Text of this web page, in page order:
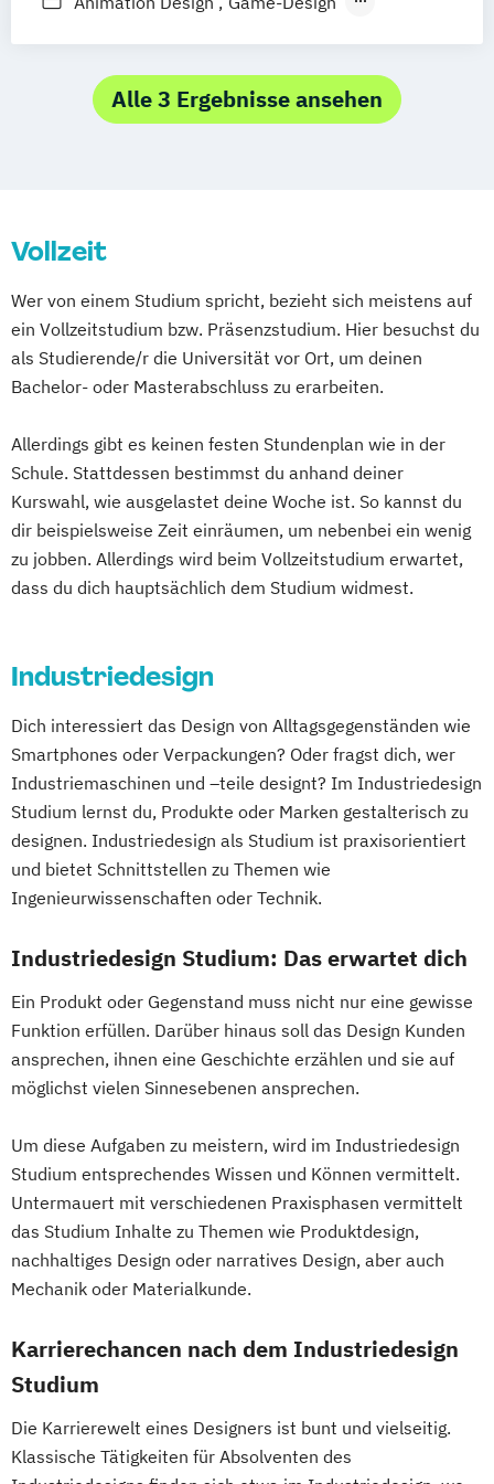
Strategic Communication & Leadership
Strategic Design (EN)
UX Design and Content Creation (EN)
User Experience (UX) and Data-Driven
Programming
Wirtschaftsrecht World Music (EN)
Alle 3 Ergebnisse ansehen
Vollzeit
Wer von einem Studium spricht, bezieht sich meistens auf
ein Vollzeitstudium bzw. Präsenzstudium. Hier besuchst du
als Studierende/r die Universität vor Ort, um deinen
Bachelor- oder Masterabschluss zu erarbeiten.
Allerdings gibt es keinen festen Stundenplan wie in der
Schule. Stattdessen bestimmst du anhand deiner
Kurswahl, wie ausgelastet deine Woche ist. So kannst du
dir beispielsweise Zeit einräumen, um nebenbei ein wenig
zu jobben. Allerdings wird beim Vollzeitstudium erwartet,
dass du dich hauptsächlich dem Studium widmest.
Industriedesign
Dich interessiert das Design von Alltagsgegenständen wie
Smartphones oder Verpackungen? Oder fragst dich, wer
Industriemaschinen und –teile designt? Im Industriedesign
Studium lernst du, Produkte oder Marken gestalterisch zu
designen. Industriedesign als Studium ist praxisorientiert
und bietet Schnittstellen zu Themen wie
Ingenieurwissenschaften oder Technik.
Industriedesign Studium: Das erwartet dich
Ein Produkt oder Gegenstand muss nicht nur eine gewisse
Funktion erfüllen. Darüber hinaus soll das Design Kunden
ansprechen, ihnen eine Geschichte erzählen und sie auf
möglichst vielen Sinnesebenen ansprechen.
Um diese Aufgaben zu meistern, wird im Industriedesign
Studium entsprechendes Wissen und Können vermittelt.
Untermauert mit verschiedenen Praxisphasen vermittelt
das Studium Inhalte zu Themen wie Produktdesign,
nachhaltiges Design oder narratives Design, aber auch
Mechanik oder Materialkunde.
Karrierechancen nach dem Industriedesign
Studium
Die Karrierewelt eines Designers ist bunt und vielseitig.
Klassische Tätigkeiten für Absolventen des